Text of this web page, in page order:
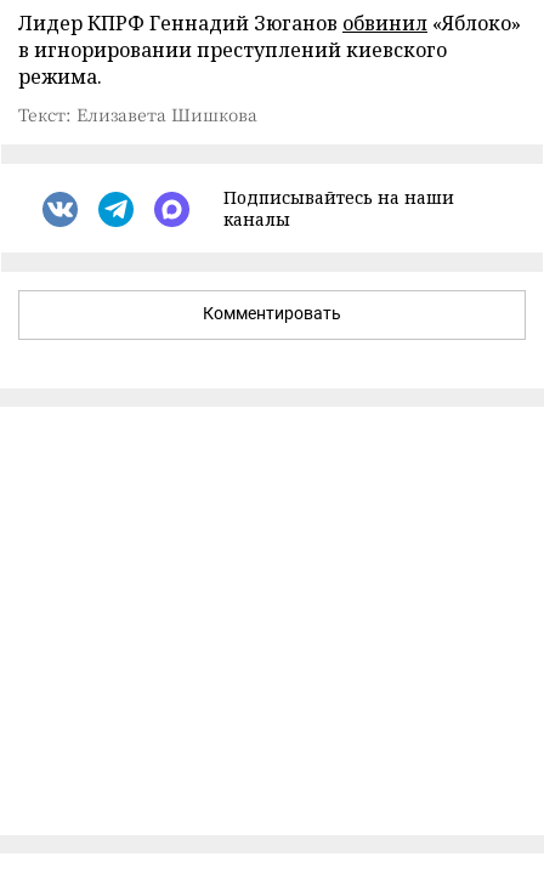
Лидер КПРФ Геннадий Зюганов обвинил «Яблоко»
в игнорировании преступлений киевского
режима.
Текст: Елизавета Шишкова
Подписывайтесь на наши
каналы
Комментировать